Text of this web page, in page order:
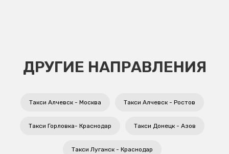
ДРУГИЕ НАПРАВЛЕНИЯ
Такси Алчевск - Москва Такси Алчевск - Ростов
Такси Горловка- Краснодар Такси Донецк - Азов
Такси Луганск - Краснодар